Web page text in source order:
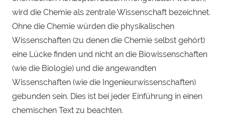
wird die Chemie als zentrale Wissenschaft bezeichnet.
Ohne die Chemie würden die physikalischen
Wissenschaften (zu denen die Chemie selbst gehört)
eine Lücke finden und nicht an die Biowissenschaften
(wie die Biologie) und die angewandten
Wissenschaften (wie die Ingenieurwissenschaften)
gebunden sein. Dies ist bei jeder Einführung in einen
chemischen Text zu beachten.